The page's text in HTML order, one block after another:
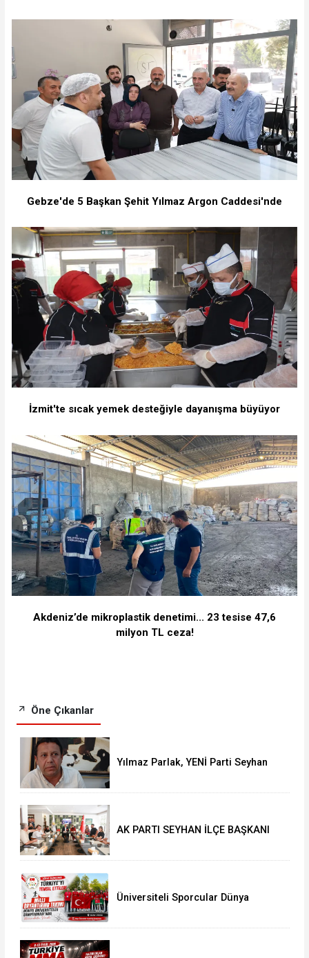
Gebze'de 5 Başkan Şehit Yılmaz Argon Caddesi'nde
İzmit'te sıcak yemek desteğiyle dayanışma büyüyor
Akdeniz’de mikroplastik denetimi... 23 tesise 47,6
milyon TL ceza!
Öne Çıkanlar
Yılmaz Parlak, YENİ Parti Seyhan
AK PARTI SEYHAN İLÇE BAŞKANI
Üniversiteli Sporcular Dünya